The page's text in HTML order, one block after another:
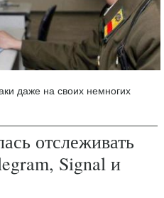
даже на своих немногих
отслеживать
Signal и